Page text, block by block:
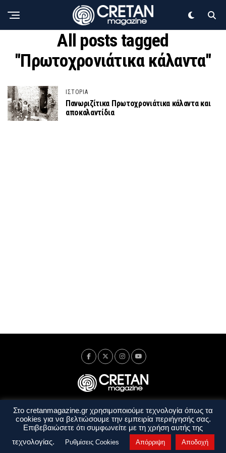
All posts tagged
"Πρωτοχρονιάτικα κάλαντα"
ΙΣΤΟΡΙΑ
Πανωριζίτικα Πρωτοχρονιάτικα κάλαντα και
αποκαλαντίδια
Ταυτότητα Πολιτική Απορρήτου
Όροι Χρήσης
Όροι και Προϋποθέσεις
Στο cretanmagazine.gr χρησιμοποιούμε τεχνολογία όπως τα
cookies για να βελτιώσουμε την εμπειρία περιήγησής σας.
Επιβεβαιώσετε ότι συμφωνείτε με τη χρήση αυτής της
τεχνολογίας.
Ρυθμίσεις Cookies Απόρριψη Αποδοχή